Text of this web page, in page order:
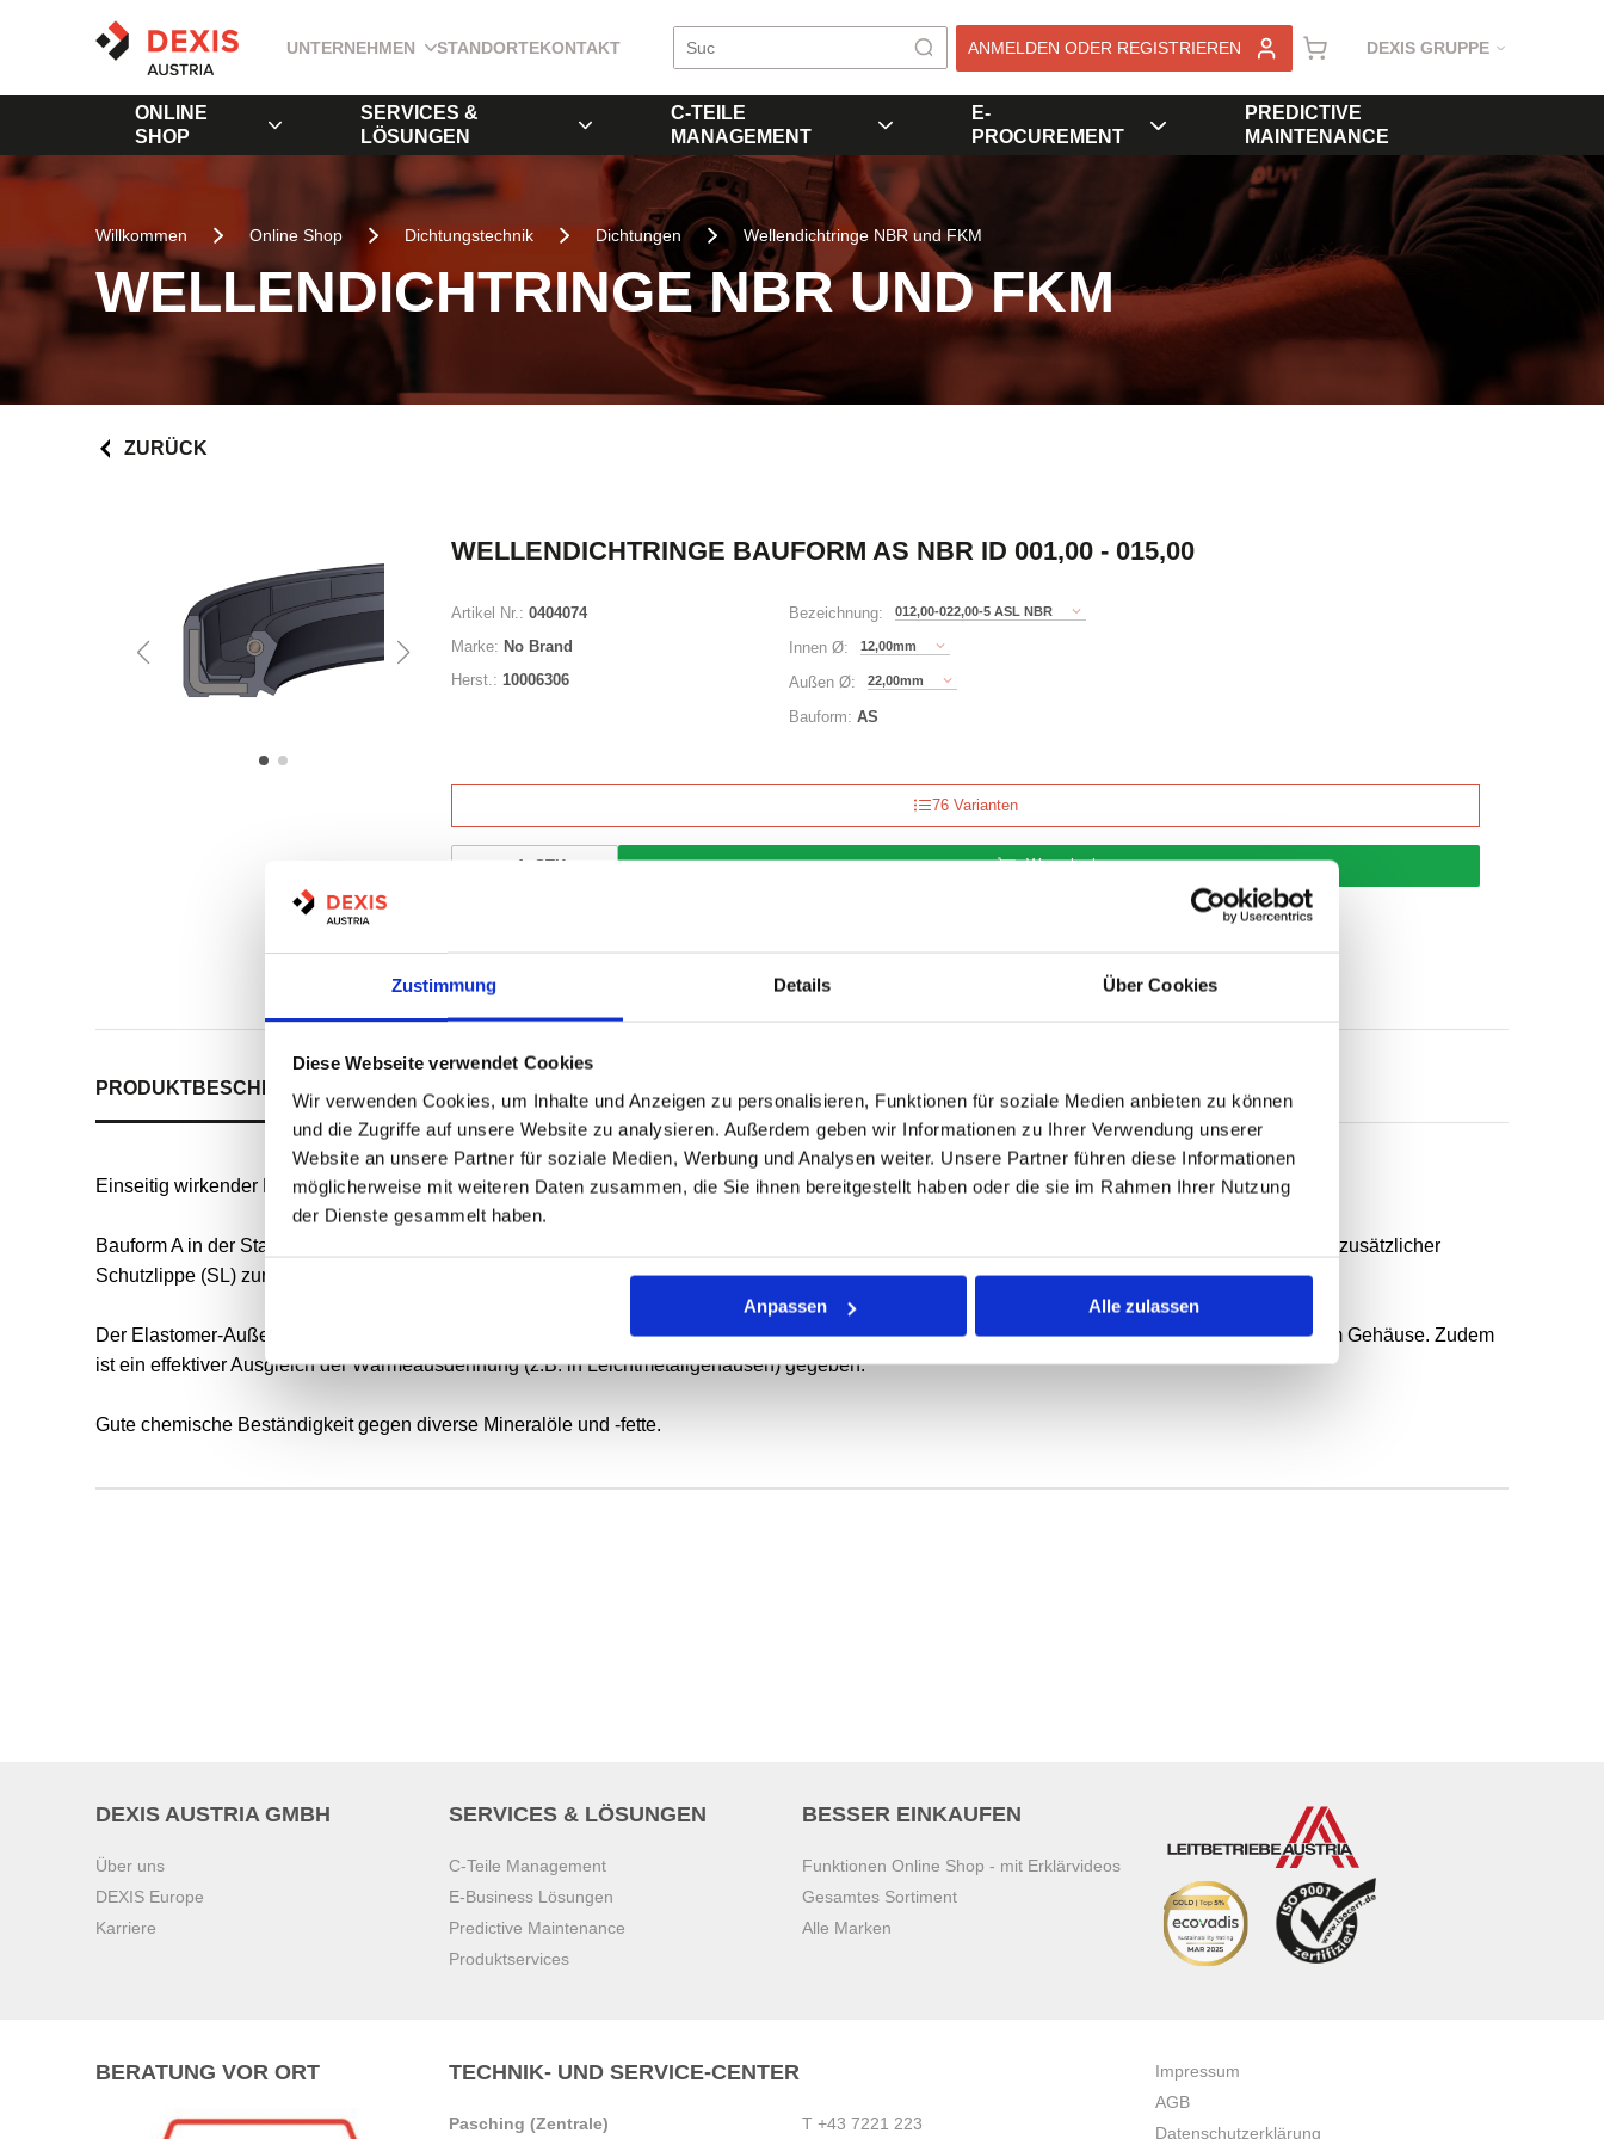
Zustimmung Details Über Cookies
Diese Webseite verwendet Cookies
Wir verwenden Cookies, um Inhalte und Anzeigen zu personalisieren, Funktionen für soziale Medien anbieten zu können
und die Zugriffe auf unsere Website zu analysieren. Außerdem geben wir Informationen zu Ihrer Verwendung unserer
Website an unsere Partner für soziale Medien, Werbung und Analysen weiter. Unsere Partner führen diese Informationen
möglicherweise mit weiteren Daten zusammen, die Sie ihnen bereitgestellt haben oder die sie im Rahmen Ihrer Nutzung
der Dienste gesammelt haben.
Anpassen Alle zulassen
UNTERNEHMEN STANDORTEKONTAKT ANMELDEN ODER REGISTRIEREN DEXIS GRUPPE
ONLINE
SHOP
SERVICES &
LÖSUNGEN
C-TEILE
MANAGEMENT
E-
PROCUREMENT
PREDICTIVE
MAINTENANCE
Willkommen Online Shop Dichtungstechnik Dichtungen Wellendichtringe NBR und FKM
WELLENDICHTRINGE NBR UND FKM
ZURÜCK
WELLENDICHTRINGE BAUFORM AS NBR ID 001,00 - 015,00
Artikel Nr.: 0404074
Marke: No Brand
Herst.: 10006306
Bezeichnung: 012,00-022,00-5 ASL NBR
Innen Ø: 12,00mm
Außen Ø: 22,00mm
Bauform: AS
76 Varianten
STK Warenkorb
Print
PRODUKTBESCHREIBUNG
Einseitig wirkender Radial-Wellendichtring für rotierende oder schwenkbewegte Wellen.
Bauform A in der Standardausführung nach DIN 3760 mit Elastomer-Außenmantel, metallischem Versteifungsring, federunterstützter Dichtlippe und zusätzlicher
Schutzlippe (SL) zur Vorbeugung von Verschmutzung.
Der Elastomer-Außenmantel ermöglicht eine gute statische Abdichtung bei dünnflüssigen oder gasförmigen Medien, gröberer Rauheit und geteiltem Gehäuse. Zudem
ist ein effektiver Ausgleich der Wärmeausdehnung (z.B. in Leichtmetallgehäusen) gegeben.
Gute chemische Beständigkeit gegen diverse Mineralöle und -fette.
DEXIS AUSTRIA GMBH
Über uns
DEXIS Europe
Karriere
SERVICES & LÖSUNGEN
C-Teile Management
E-Business Lösungen
Predictive Maintenance
Produktservices
BESSER EINKAUFEN
Funktionen Online Shop - mit Erklärvideos
Gesamtes Sortiment
Alle Marken
BERATUNG VOR ORT TECHNIK- UND SERVICE-CENTER
Pasching (Zentrale) T +43 7221 223
Impressum
AGB
Datenschutzerklärung